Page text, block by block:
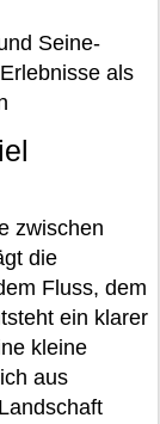
Seine-
als
zwischen
die
Fluss, dem
ein klarer
kleine
aus